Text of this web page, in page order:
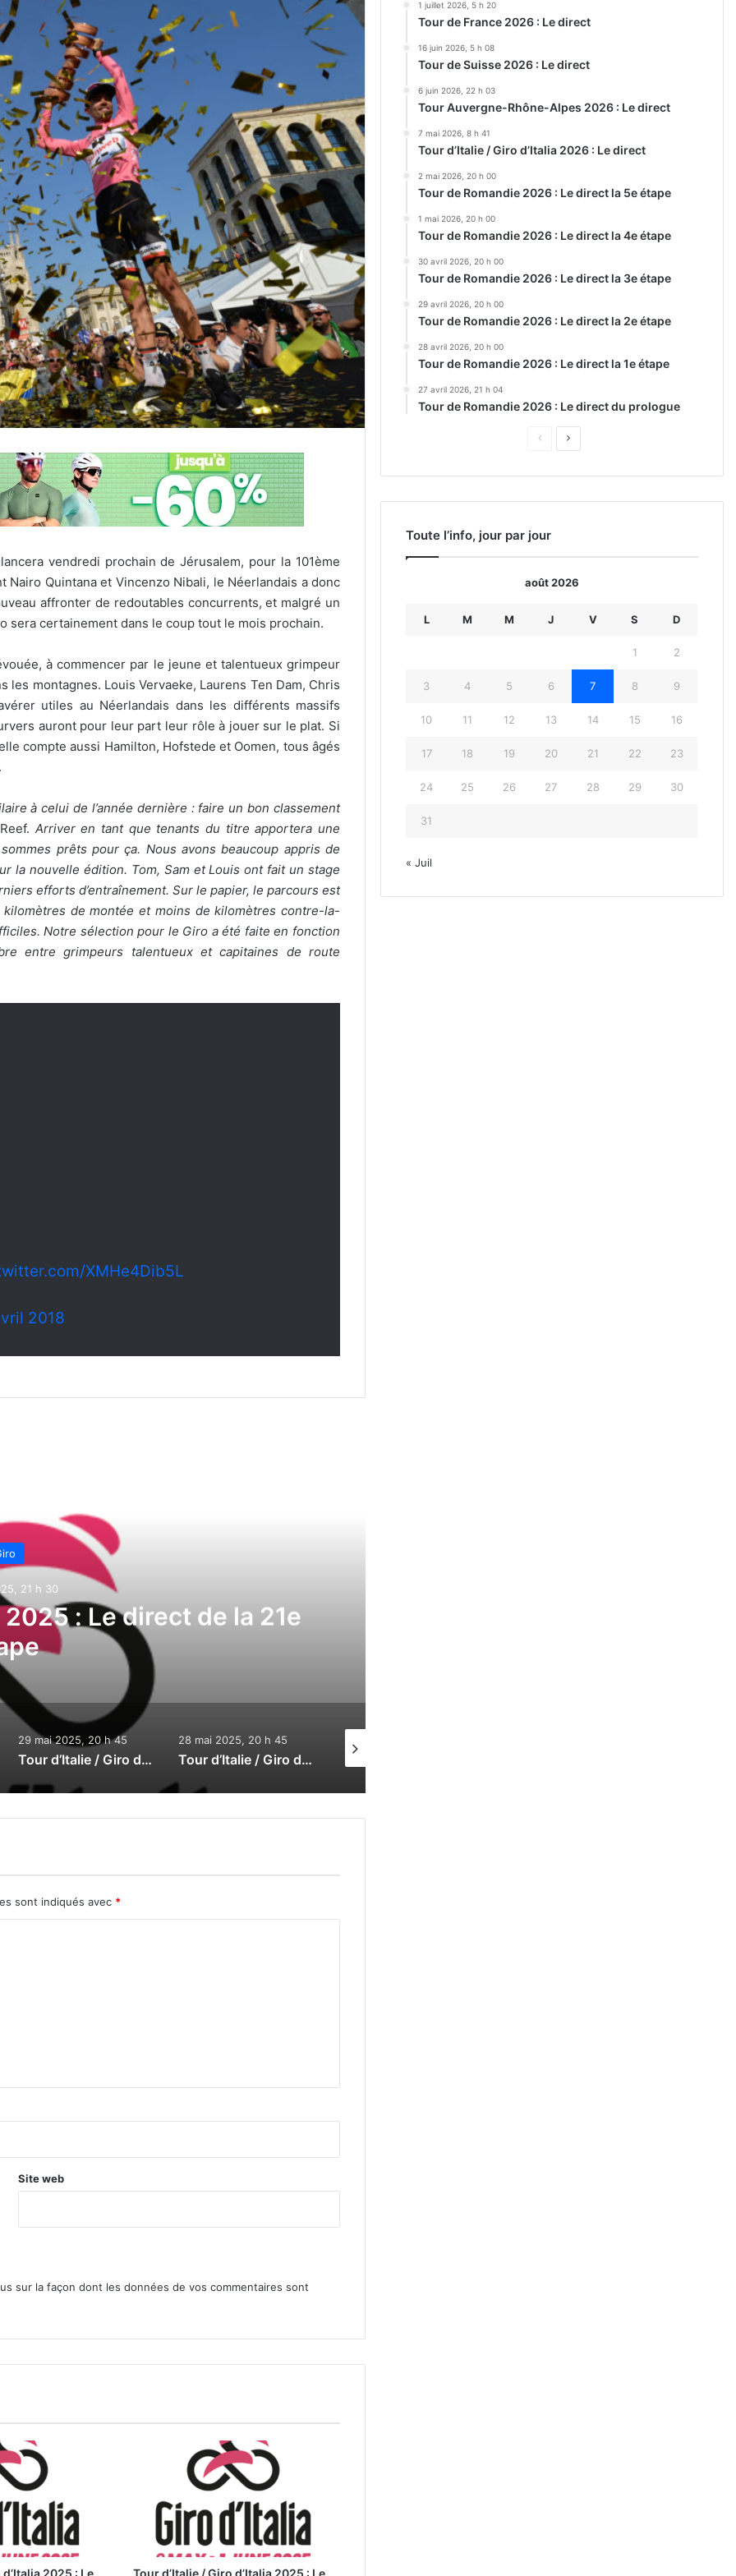
vendredi prochain de Jérusalem, pour la 101ème
Quintana et Vincenzo Nibali, le Néerlandais a donc
affronter de redoutables concurrents, et malgré un
sera certainement dans le coup tout le mois prochain.
à commencer par le jeune et talentueux grimpeur
montagnes. Louis Vervaeke, Laurens Ten Dam, Chris
utiles au Néerlandais dans les différents massifs
auront pour leur part leur rôle à jouer sur le plat. Si
compte aussi Hamilton, Hofstede et Oomen, tous âgés
à celui de l’année dernière : faire un bon classement
Arriver en tant que tenants du titre apportera une
prêts pour ça. Nous avons beaucoup appris de
la nouvelle édition. Tom, Sam et Louis ont fait un stage
efforts d’entraînement. Sur le papier, le parcours est
de montée et moins de kilomètres contre-la-
Notre sélection pour le Giro a été faite en fonction
entre grimpeurs talentueux et capitaines de route
XMHe4Dib5L
2018
20 h 45
2025 : Le direct de la 20e
28 mai 2025, 20 h 45
Tour d’Italie / Giro d’Italia 2025 : Le direct de la 18e étape
27 mai 2025, 20 h 45
Tour d’Italie / Giro d’Italia 2025 : Le direct de la 17e étape
sont indiqués avec *
Site web
sur la façon dont les données de vos commentaires sont
2025 : Le Tour d’Italie / Giro d’Italia 2025 : Le
1 juillet 2026, 5 h 20
Tour de France 2026 : Le direct
16 juin 2026, 5 h 08
Tour de Suisse 2026 : Le direct
6 juin 2026, 22 h 03
Tour Auvergne-Rhône-Alpes 2026 : Le direct
7 mai 2026, 8 h 41
Tour d’Italie / Giro d’Italia 2026 : Le direct
2 mai 2026, 20 h 00
Tour de Romandie 2026 : Le direct la 5e étape
1 mai 2026, 20 h 00
Tour de Romandie 2026 : Le direct la 4e étape
30 avril 2026, 20 h 00
Tour de Romandie 2026 : Le direct la 3e étape
29 avril 2026, 20 h 00
Tour de Romandie 2026 : Le direct la 2e étape
28 avril 2026, 20 h 00
Tour de Romandie 2026 : Le direct la 1e étape
27 avril 2026, 21 h 04
Tour de Romandie 2026 : Le direct du prologue
Page
Page
Toute l’info, jour par jour
août 2026
L M M J V S D
1 2
3 4 5 6 7 8 9
10 11 12 13 14 15 16
17 18 19 20 21 22 23
24 25 26 27 28 29 30
31
« Juil